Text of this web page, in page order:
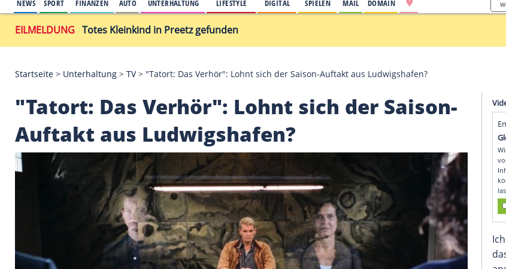
NEWS SPORT FINANZEN AUTO UNTERHALTUNG
Startseite > Unterhaltung >TV > "Tatort: Das Verhör": Lohnt sich der Saison-Auftakt aus
"Tatort: Das Verhör": Lohnt sich der
Auftakt aus Ludwigshafen?